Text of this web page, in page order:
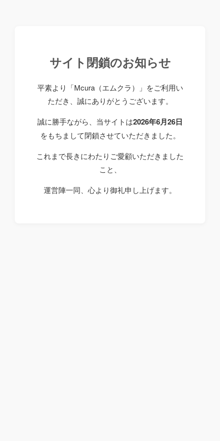
サイト閉鎖のお知らせ
平素より「Mcura（エムクラ）」をご利用い
ただき、誠にありがとうございます。
誠に勝手ながら、当サイトは2026年6月26日
をもちまして閉鎖させていただきました。
これまで長きにわたりご愛顧いただきました
こと、
運営陣一同、心より御礼申し上げます。